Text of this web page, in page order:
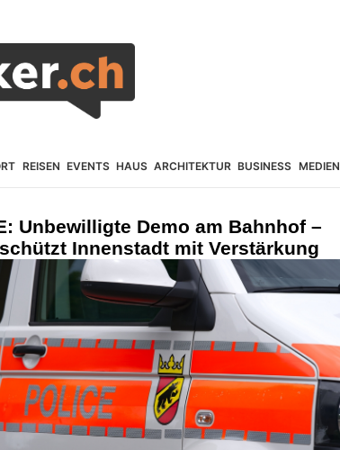
REISEN EVENTS HAUS ARCHITEKTUR BUSINESS MEDIEN
Unbewilligte Demo am Bahnhof –
Innenstadt mit Verstärkung